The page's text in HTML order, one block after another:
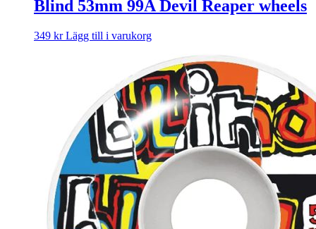
Blind 53mm 99A Devil Reaper wheels
349 kr Lägg till i varukorg